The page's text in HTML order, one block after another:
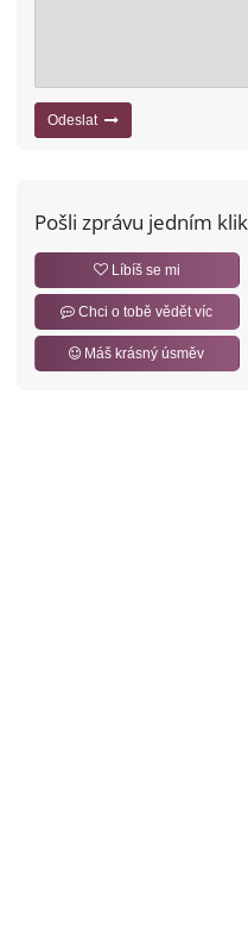
Odeslat
Pošli zprávu jedním
Líbíš se mi
Chci o tobě vědět víc
Máš krásný úsměv